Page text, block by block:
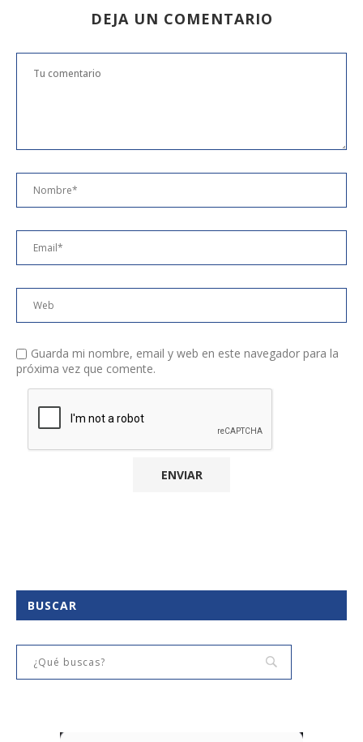
DEJA UN COMENTARIO
Guarda mi nombre, email y web en este navegador para la
próxima vez que comente.
BUSCAR